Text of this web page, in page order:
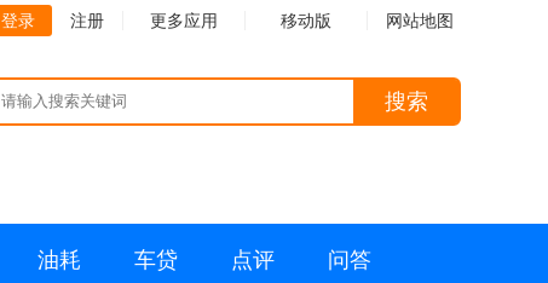
登录 注册 更多应用 移动版 网站地图
搜索
油耗 车贷 点评 问答